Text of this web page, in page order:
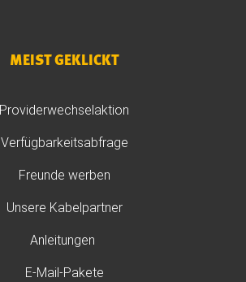
MEIST GEKLICKT
Providerwechselaktion
Verfügbarkeitsabfrage
Freunde werben
Unsere Kabelpartner
Anleitungen
E-Mail-Pakete